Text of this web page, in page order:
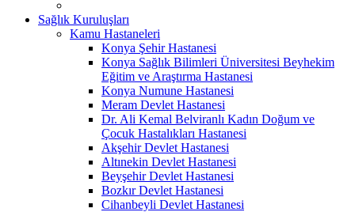
Sağlık Kuruluşları
Kamu Hastaneleri
Konya Şehir Hastanesi
Konya Sağlık Bilimleri Üniversitesi Beyhekim
Eğitim ve Araştırma Hastanesi
Konya Numune Hastanesi
Meram Devlet Hastanesi
Dr. Ali Kemal Belviranlı Kadın Doğum ve
Çocuk Hastalıkları Hastanesi
Akşehir Devlet Hastanesi
Altınekin Devlet Hastanesi
Beyşehir Devlet Hastanesi
Bozkır Devlet Hastanesi
Cihanbeyli Devlet Hastanesi